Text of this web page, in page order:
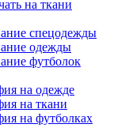
на ткани
спецодежды
одежды
футболок
на одежде
на ткани
на футболках